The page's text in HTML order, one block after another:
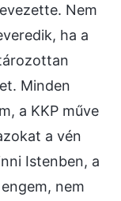
Nem
ha a
Minden
a KKP műve
a vén
Istenben, a
nem